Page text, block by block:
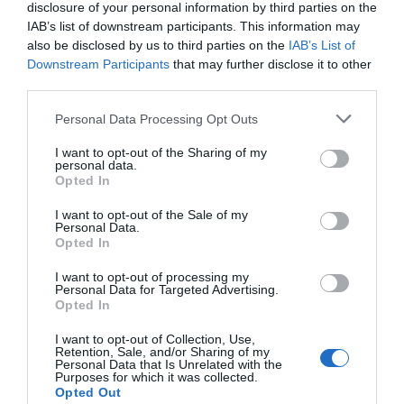
disclosure of your personal information by third parties on the
IAB’s list of downstream participants. This information may
also be disclosed by us to third parties on the IAB’s List of
Downstream Participants that may further disclose it to other
Personal Data Processing Opt Outs
I want to opt-out of the Sharing of my
personal data.
Opted In
I want to opt-out of the Sale of my
Personal Data.
Opted In
I want to opt-out of processing my
Personal Data for Targeted Advertising.
Opted In
I want to opt-out of Collection, Use,
Retention, Sale, and/or Sharing of my
Personal Data that Is Unrelated with the
Purposes for which it was collected.
Opted Out
AfegirVIA Empresacom a font preferida de
Estigues informat amb les últimes notícies d'actualitat
RELACIONADES